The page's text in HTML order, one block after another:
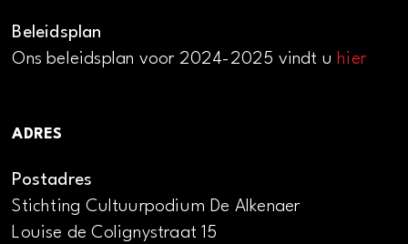
Beleidsplan
Ons beleidsplan voor 2024-2025 vindt u hier
ADRES
Postadres
Stichting Cultuurpodium De Alkenaer
Louise de Colignystraat 15